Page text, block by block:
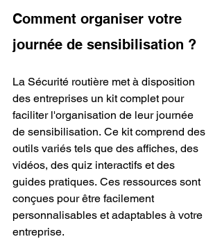
Comment organiser votre
journée de sensibilisation ?
La Sécurité routière met à disposition
des entreprises un kit complet pour
faciliter l'organisation de leur journée
de sensibilisation. Ce kit comprend des
outils variés tels que des affiches, des
vidéos, des quiz interactifs et des
guides pratiques. Ces ressources sont
conçues pour être facilement
personnalisables et adaptables à votre
entreprise.